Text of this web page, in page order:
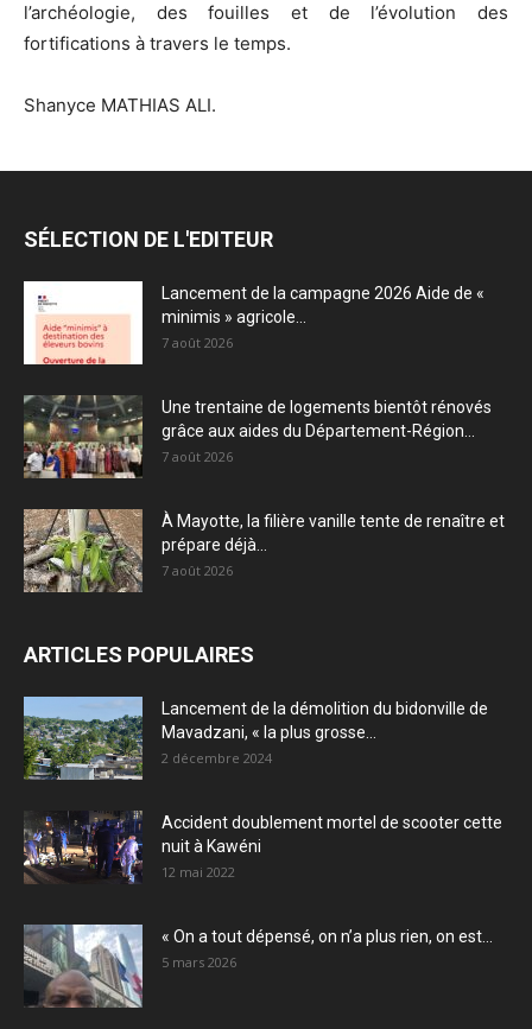
l’archéologie, des fouilles et de l’évolution des
fortifications à travers le temps.
Shanyce MATHIAS ALI.
SÉLECTION DE L'EDITEUR
Lancement de la campagne 2026 Aide de «
minimis » agricole...
7 août 2026
Une trentaine de logements bientôt rénovés
grâce aux aides du Département-Région...
7 août 2026
À Mayotte, la filière vanille tente de renaître et
prépare déjà...
7 août 2026
ARTICLES POPULAIRES
Lancement de la démolition du bidonville de
Mavadzani, « la plus grosse...
2 décembre 2024
Accident doublement mortel de scooter cette
nuit à Kawéni
12 mai 2022
« On a tout dépensé, on n’a plus rien, on est...
5 mars 2026